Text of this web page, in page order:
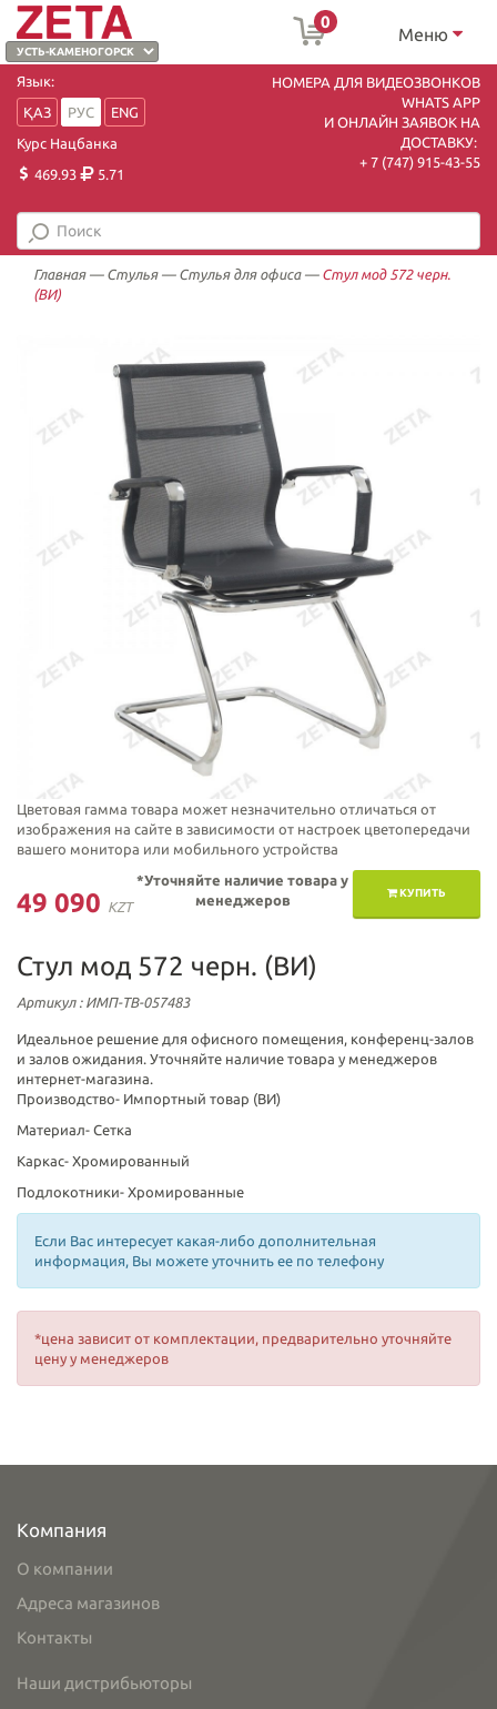
0
Меню
Язык:
ҚАЗ
РУС
ENG
Курс Нацбанка
469.93
5.71
НОМЕРА ДЛЯ ВИДЕОЗВОНКОВ
WHATS APP
И ОНЛАЙН ЗАЯВОК НА
ДОСТАВКУ:
+ 7 (747) 915-43-55
Главная— Стулья— Стулья для офиса— Стул мод 572 черн.
(ВИ)
Цветовая гамма товара может незначительно отличаться от
изображения на сайте в зависимости от настроек цветопередачи
вашего монитора или мобильного устройства
49 090 KZT
КУПИТЬ
*Уточняйте наличие товара у
менеджеров
Стул мод 572 черн. (ВИ)
Артикул: ИМП-ТВ-057483
Идеальное решение для офисного помещения, конференц-залов
и залов ожидания. Уточняйте наличие товара у менеджеров
интернет-магазина.
Производство- Импортный товар (ВИ)
Материал- Сетка
Каркас- Хромированный
Подлокотники- Хромированные
Если Вас интересует какая-либо дополнительная
информация, Вы можете уточнить ее по телефону
*цена зависит от комплектации, предварительно уточняйте
цену у менеджеров
Компания
О компании
Адреса магазинов
Контакты
Наши дистрибьюторы